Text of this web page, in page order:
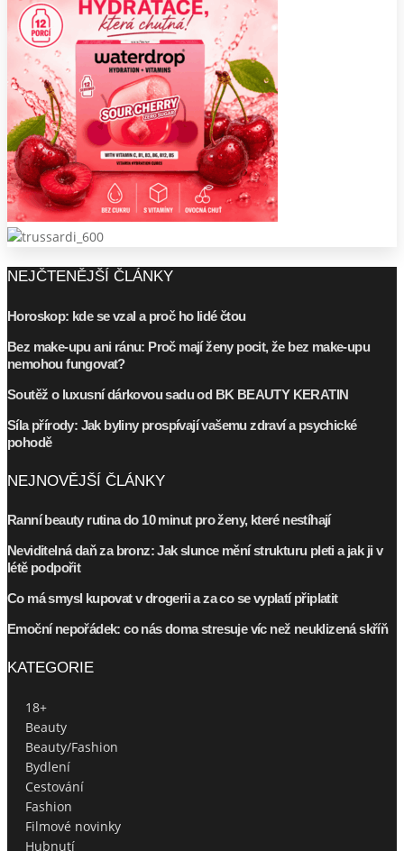
NEJČTENĚJŠÍ ČLÁNKY
Horoskop: kde se vzal a proč ho lidé čtou
Bez make-upu ani ránu: Proč mají ženy pocit, že bez make-upu
nemohou fungovat?
Soutěž o luxusní dárkovou sadu od BK BEAUTY KERATIN
Síla přírody: Jak byliny prospívají vašemu zdraví a psychické
pohodě
NEJNOVĚJŠÍ ČLÁNKY
Ranní beauty rutina do 10 minut pro ženy, které nestíhají
Neviditelná daň za bronz: Jak slunce mění strukturu pleti a jak ji v
létě podpořit
Co má smysl kupovat v drogerii a za co se vyplatí připlatit
Emoční nepořádek: co nás doma stresuje víc než neuklizená skříň
KATEGORIE
18+
Beauty
Beauty/Fashion
Bydlení
Cestování
Fashion
Filmové novinky
Hubnutí